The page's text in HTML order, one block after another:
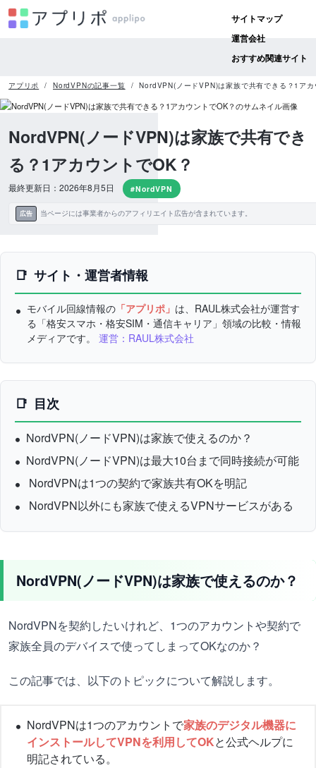
サイトマップ
運営会社
おすすめ関連サイト
アプリポ NordVPNの記事一覧 NordVPN(ノードVPN)は家族で共有できる？1ア
NordVPN(ノードVPN)は家族で共有でき
る？1アカウントでOK？
最終更新日：2026年8月5日 #NordVPN
広告 当ページには事業者からのアフィリエイト広告が含まれています。
サイト・運営者情報
モバイル回線情報の 「アプリポ」 は、RAUL株式会社が運営す
る「格安スマホ・格安SIM・通信キャリア」領域の比較・情報
メディアです。 運営：RAUL株式会社
目次
NordVPN(ノードVPN)は家族で使えるのか？
NordVPN(ノードVPN)は最大10台まで同時接続が可能
NordVPNは1つの契約で家族共有OKを明記
NordVPN以外にも家族で使えるVPNサービスがある
NordVPN(ノードVPN)は家族で使えるのか？
NordVPNを契約したいけれど、1つのアカウントや契約で
家族全員のデバイスで使ってしまってOKなのか？
この記事では、以下のトピックについて解説します。
NordVPNは1つのアカウントで家族のデジタル機器に
インストールしてVPNを利用してOKと公式ヘルプに
明記されている。